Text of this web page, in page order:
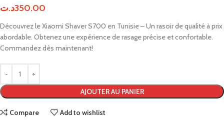
350.00د.ت
Découvrez le Xiaomi Shaver S700 en Tunisie – Un rasoir de qualité à prix
abordable. Obtenez une expérience de rasage précise et confortable.
Commandez dès maintenant!
AJOUTER AU PANIER
Compare Add to wishlist